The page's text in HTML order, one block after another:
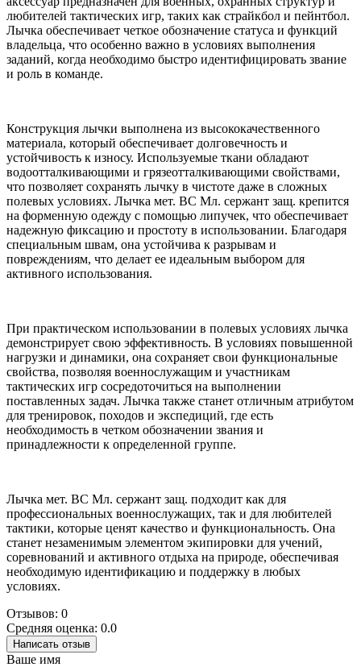
любителей тактических игр, таких как страйкбол и пейнтбол.
Лычка обеспечивает четкое обозначение статуса и функций
владельца, что особенно важно в условиях выполнения
заданий, когда необходимо быстро идентифицировать звание
и роль в команде.
Конструкция лычки выполнена из высококачественного
материала, который обеспечивает долговечность и
устойчивость к износу. Используемые ткани обладают
водоотталкивающими и грязеотталкивающими свойствами,
что позволяет сохранять лычку в чистоте даже в сложных
полевых условиях. Лычка мет. ВС Мл. сержант защ. крепится
на форменную одежду с помощью липучек, что обеспечивает
надежную фиксацию и простоту в использовании. Благодаря
специальным швам, она устойчива к разрывам и
повреждениям, что делает ее идеальным выбором для
активного использования.
При практическом использовании в полевых условиях лычка
демонстрирует свою эффективность. В условиях повышенной
нагрузки и динамики, она сохраняет свои функциональные
свойства, позволяя военнослужащим и участникам
тактических игр сосредоточиться на выполнении
поставленных задач. Лычка также станет отличным атрибутом
для тренировок, походов и экспедиций, где есть
необходимость в четком обозначении звания и
принадлежности к определенной группе.
Лычка мет. ВС Мл. сержант защ. подходит как для
профессиональных военнослужащих, так и для любителей
тактики, которые ценят качество и функциональность. Она
станет незаменимым элементом экипировки для учений,
соревнований и активного отдыха на природе, обеспечивая
необходимую идентификацию и поддержку в любых
условиях.
Отзывов: 0
Средняя оценка: 0.0
Написать отзыв
Ваше имя